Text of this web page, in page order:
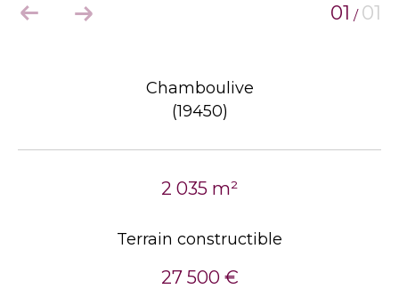
01 / 01
Chamboulive
(19450)
2 035 m²
Terrain constructible
27 500 €